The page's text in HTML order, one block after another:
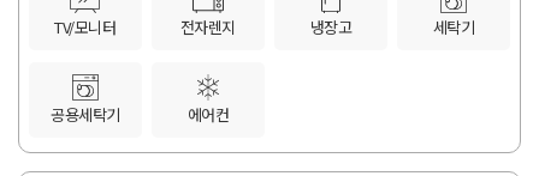
TV/모니터 전자렌지 냉장고 세탁기
공용세탁기 에어컨